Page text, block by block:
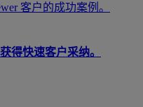
客户的成功案例。
得快速客户采纳。